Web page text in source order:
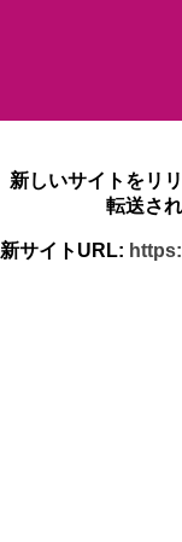
新しいサイトをリ
転送さ
新サイトURL: